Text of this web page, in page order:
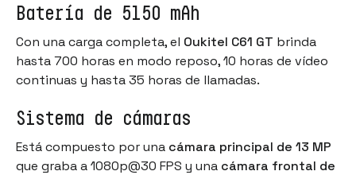
Batería de 5150 mAh
Con una carga completa, el Oukitel C61 GT brinda
hasta 700 horas en modo reposo, 10 horas de vídeo
continuas y hasta 35 horas de llamadas.
Sistema de cámaras
Está compuesto por una cámara principal de 13 MP
que graba a 1080p@30 FPS y una cámara frontal de